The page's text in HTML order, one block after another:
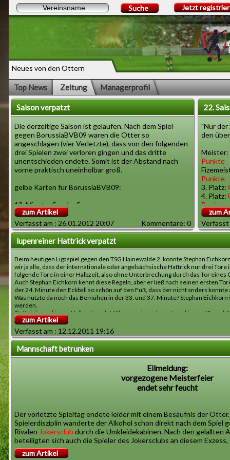
Neues von den Ottern
Suche Jetzt
Top News Zeitung Managerprofil
Saison verpatzt
Die derzeitige Saison ist gelaufen. Nach dem Spiel
gegen BorussiaBVB09 waren die Otter so
angeschlagen (vier Verletzte), dass von den folgenden
drei Spielen zwei verloren gingen und das dritte
unentschieden endete. Somit ist der Abstand nach
vorne praktisch uneinholbar groß.
gelbe Karten für BorussiaBVB09:
13. Minute: Sascha Saurer
17. Minute: Eberhard Marquart
32. Minute: Herbert Zarn
60. Minute: Soon-kit Palaniappan
82. Minute: Ronny Schellhammer
gelb/rote Karten für BorussiaBVB09:
37. Minute: Sascha Saurer
69. Minute: Herbert Zarn
72. Minute: Eberhard Marquart
76. Minute: Soon-kit Palaniappan
zum Artikel
Verfasst am : 26.01.2012 20:07
Kommentare: 0
22.
"Nur der
den
Meister:
Punkte
Punkte
3. Platz:
4. Platz:
Punkte
zum
Verfasst
lupenreiner Hattrick verpatzt
Beim heutigen Ligaspiel gegen den TSG Hainewalde 2. konnte Stephan
wir ja alle, dass der internationale oder angelsächsische Hattrick nur drei
folgende Tore in einer Halbzeit, also ohne Unterbrechung durch das Tor
Auch Stephan Eichkorn kennt diese Regeln, aber er ließ nach seinen ersten
der 24. Minute den Eckball so schön auf den Fuß, dass der nicht anders
Was nutzte da noch das Bemühen in der 33. und 37. Minute? Stephan
werden.
Statt sich nun bis zur Halbzeit noch Mühe zu geben, dauerte es bis zur 62.
Spieler, gegen die der Abbruch des Spiels in der 75. Minute kaum noch
rote Karte gegen deren Innenverteidiger Roger Funkel war durchaus
Waldmeier, Zöhrer, Kazior oder Heiniger, hätten sicherlich auch mal den
Mensch Eichkorn, sechs Tore aber keinen klassischen Hattrick, was bist Du für
zum Artikel
Verfasst am : 12.12.2011 19:16
Mannschaft betrunken
Eilmeldung:
vorgezogene Meisterfeier
endet sehr feucht
Der vorletzte Spieltag endete leider mit einem Besäufnis der
Spielerdisziplin wanderte der Alkohol schon direkt nach dem Spiel
Rivalen Jokersclub durch die Umkleidekabinen. Nach den gelallten
beteiligten sich auch die Spieler des Jokersclubs an diesem
feiern, als auch Frust zu ertränken.
So soll der Jokers-Stürmerstar Eberhard Frommelt (33 Tore in der
zum Artikel